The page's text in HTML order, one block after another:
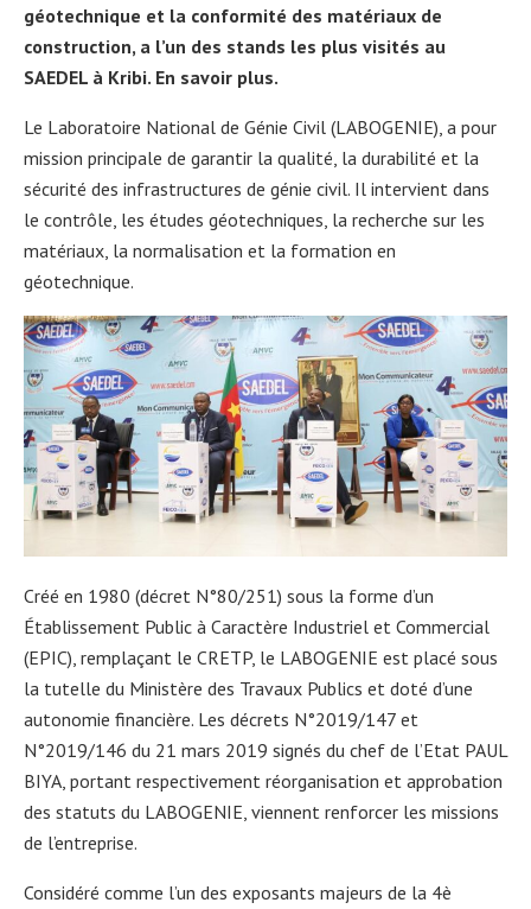
géotechnique et la conformité des matériaux de
construction, a l’un des stands les plus visités au
SAEDEL à Kribi. En savoir plus.
Le Laboratoire National de Génie Civil (LABOGENIE), a pour
mission principale de garantir la qualité, la durabilité et la
sécurité des infrastructures de génie civil. Il intervient dans
le contrôle, les études géotechniques, la recherche sur les
matériaux, la normalisation et la formation en
géotechnique.
Créé en 1980 (décret N°80/251) sous la forme d’un
Établissement Public à Caractère Industriel et Commercial
(EPIC), remplaçant le CRETP, le LABOGENIE est placé sous
la tutelle du Ministère des Travaux Publics et doté d’une
autonomie financière. Les décrets N°2019/147 et
N°2019/146 du 21 mars 2019 signés du chef de l’Etat PAUL
BIYA, portant respectivement réorganisation et approbation
des statuts du LABOGENIE, viennent renforcer les missions
de l’entreprise.
Considéré comme l’un des exposants majeurs de la 4è